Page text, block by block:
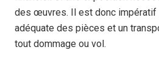
des œuvres. Il est donc impératif
adéquate des pièces et un
tout dommage ou vol.